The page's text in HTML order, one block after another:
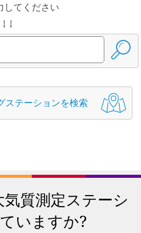
してください
↓
ステーションを検索
質測定ステーシ
いますか?